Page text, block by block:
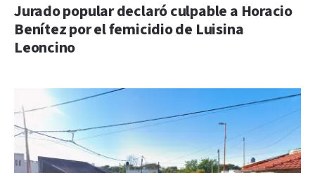
Jurado popular declaró culpable a Horacio
Benítez por el femicidio de Luisina
Leoncino